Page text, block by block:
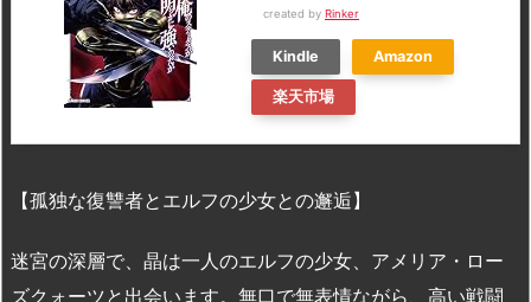
created by Rinker
Kindle Amazon
楽天市場
【孤独な復讐者とエルフの少女との邂逅】
迷宮の深層で、晶は一人のエルフの少女、アメリア・ロー
ズクォーツと出会います。無口で無表情ながら、高い戦闘